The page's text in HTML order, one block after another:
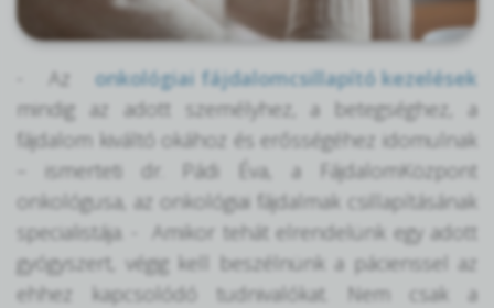
- Az onkológiai fájdalomcsillapító kezelések
mindig az adott személyhez, a betegséghez, a
fájdalom kiváltó okához és erősségéhez idomulnak
– ismerteti dr. Pádi Éva, a FájdalomKözpont
onkológusa, az onkológiai fájdalmak csillapításának
specialistája. - Amikor tehát elrendelünk egy adott
gyógyszert, végig kell beszélnünk a pácienssel az
ehhez kapcsolódó tudnivalókat. Nem csak a